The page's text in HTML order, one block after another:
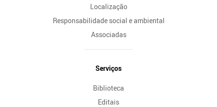
Localização
Responsabilidade social e ambiental
Associadas
Serviços
Biblioteca
Editais